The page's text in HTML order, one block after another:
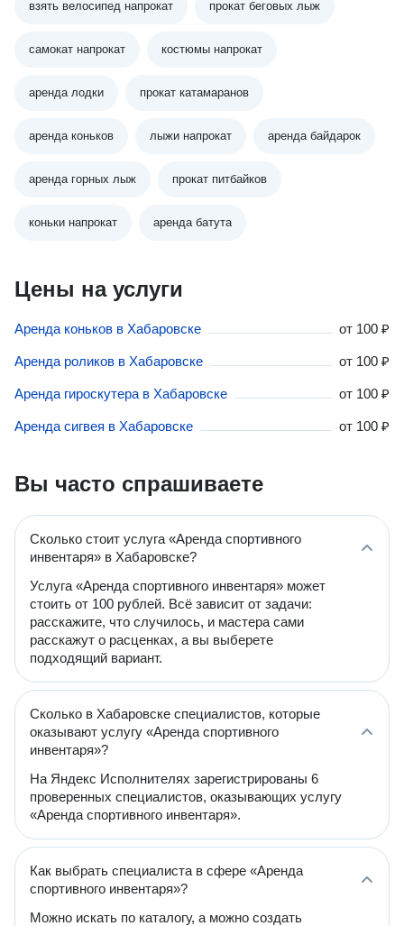
взять велосипед напрокат прокат беговых лыж
самокат напрокат костюмы напрокат
аренда лодки прокат катамаранов
аренда коньков лыжи напрокат аренда байдарок
аренда горных лыж прокат питбайков
коньки напрокат аренда батута
Цены на услуги
Аренда коньков в Хабаровске от 100 ₽
Аренда роликов в Хабаровске от 100 ₽
Аренда гироскутера в Хабаровске от 100 ₽
Аренда сигвея в Хабаровске от 100 ₽
Вы часто спрашиваете
Сколько стоит услуга «Аренда спортивного
инвентаря» в Хабаровске?
Услуга «Аренда спортивного инвентаря» может
стоить от 100 рублей. Всё зависит от задачи:
расскажите, что случилось, и мастера сами
расскажут о расценках, а вы выберете
подходящий вариант.
Сколько в Хабаровске специалистов, которые
оказывают услугу «Аренда спортивного
инвентаря»?
На Яндекс Исполнителях зарегистрированы 6
проверенных специалистов, оказывающих услугу
«Аренда спортивного инвентаря».
Как выбрать специалиста в сфере «Аренда
спортивного инвентаря»?
Можно искать по каталогу, а можно создать